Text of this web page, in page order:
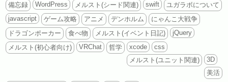
備忘録
WordPress メルスト(シード関連) swift
ユガラボについて
javascript
ゲーム攻略 アニメ デンホルム
にゃんこ大戦争
ドラゴンポーカー
食べ物 メルスト(イベント日記)
jQuery
メルスト(初心者向け)
VRChat 哲学 xcode
css
メルスト(ユニット関連)
3D
美活